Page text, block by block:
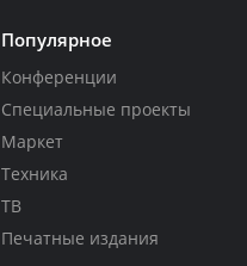
Популярное
Конференции
Специальные проекты
Маркет
Техника
ТВ
Печатные издания